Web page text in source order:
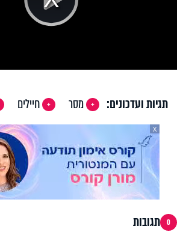
Play
Video
תגיות ועדכונים: מסר חיילים
X
0 תגובות